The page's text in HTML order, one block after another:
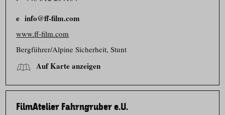
info@ff-film.com
www.ff-film.com
Bergführer/​Alpine Sicherheit, Stunt
Auf Karte anzeigen
FilmAtelier Fahrngruber e.U.